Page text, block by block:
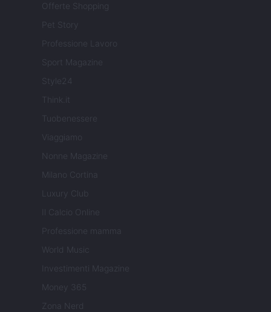
Offerte Shopping
Pet Story
Professione Lavoro
Sport Magazine
Style24
Think.it
Tuobenessere
Viaggiamo
Nonne Magazine
Milano Cortina
Luxury Club
Il Calcio Online
Professione mamma
World Music
Investimenti Magazine
Money 365
Zona Nerd